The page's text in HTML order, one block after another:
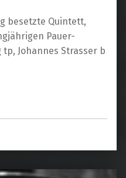
besetzte Quintett,
Pauer-
Johannes Strasser b